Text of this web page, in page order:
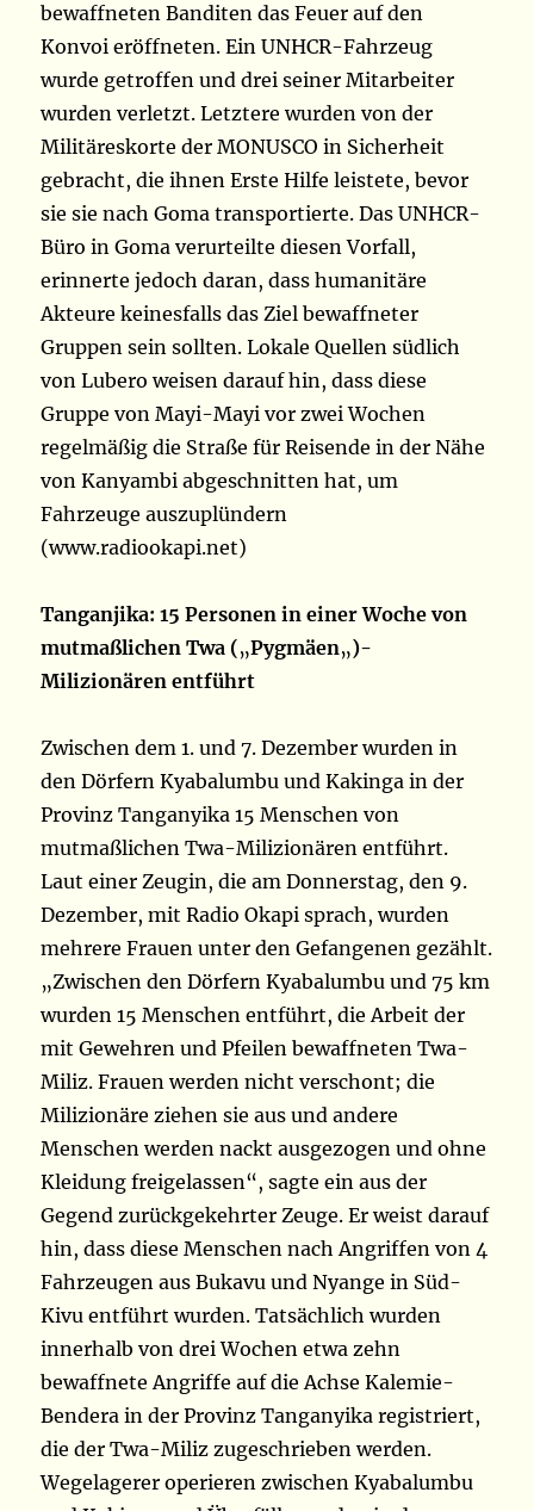
bewaffneten Banditen das Feuer auf den
Konvoi eröffneten. Ein UNHCR-Fahrzeug
wurde getroffen und drei seiner Mitarbeiter
wurden verletzt. Letztere wurden von der
Militäreskorte der MONUSCO in Sicherheit
gebracht, die ihnen Erste Hilfe leistete, bevor
sie sie nach Goma transportierte. Das UNHCR-
Büro in Goma verurteilte diesen Vorfall,
erinnerte jedoch daran, dass humanitäre
Akteure keinesfalls das Ziel bewaffneter
Gruppen sein sollten. Lokale Quellen südlich
von Lubero weisen darauf hin, dass diese
Gruppe von Mayi-Mayi vor zwei Wochen
regelmäßig die Straße für Reisende in der Nähe
von Kanyambi abgeschnitten hat, um
Fahrzeuge auszuplündern
(www.radiookapi.net)
Tanganjika: 15 Personen in einer Woche von
mutmaßlichen Twa („Pygmäen„)-
Milizionären entführt
Zwischen dem 1. und 7. Dezember wurden in
den Dörfern Kyabalumbu und Kakinga in der
Provinz Tanganyika 15 Menschen von
mutmaßlichen Twa-Milizionären entführt.
Laut einer Zeugin, die am Donnerstag, den 9.
Dezember, mit Radio Okapi sprach, wurden
mehrere Frauen unter den Gefangenen gezählt.
„Zwischen den Dörfern Kyabalumbu und 75 km
wurden 15 Menschen entführt, die Arbeit der
mit Gewehren und Pfeilen bewaffneten Twa-
Miliz. Frauen werden nicht verschont; die
Milizionäre ziehen sie aus und andere
Menschen werden nackt ausgezogen und ohne
Kleidung freigelassen“, sagte ein aus der
Gegend zurückgekehrter Zeuge. Er weist darauf
hin, dass diese Menschen nach Angriffen von 4
Fahrzeugen aus Bukavu und Nyange in Süd-
Kivu entführt wurden. Tatsächlich wurden
innerhalb von drei Wochen etwa zehn
bewaffnete Angriffe auf die Achse Kalemie-
Bendera in der Provinz Tanganyika registriert,
die der Twa-Miliz zugeschrieben werden.
Wegelagerer operieren zwischen Kyabalumbu